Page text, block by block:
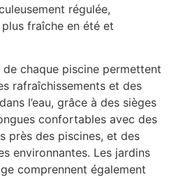
régulée,
fraîche en été et
chaque piscine permettent
rafraîchissements et des
l’eau, grâce à des sièges
confortables avec des
près des piscines, et des
environnantes. Les jardins
comprennent également